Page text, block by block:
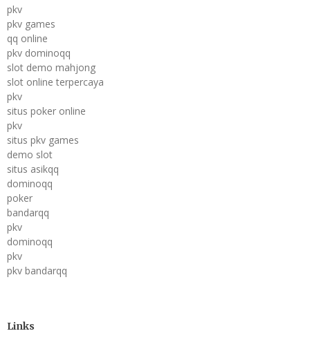
pkv
pkv games
qq online
pkv dominoqq
slot demo mahjong
slot online terpercaya
pkv
situs poker online
pkv
situs pkv games
demo slot
situs asikqq
dominoqq
poker
bandarqq
pkv
dominoqq
pkv
pkv bandarqq
Links